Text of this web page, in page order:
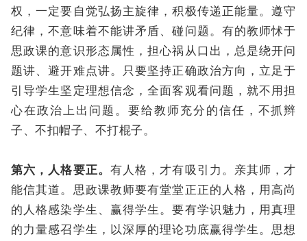
权，一定要自觉弘扬主旋律，积极传递正能量。遵守
纪律，不意味着不能讲矛盾、碰问题。有的教师怵于
思政课的意识形态属性，担心祸从口出，总是绕开问
题讲、避开难点讲。只要坚持正确政治方向，立足于
引导学生坚定理想信念，全面客观看问题，就不用担
心在政治上出问题。要给教师充分的信任，不抓辫
子、不扣帽子、不打棍子。
第六，人格要正。 有人格，才有吸引力。亲其师，才
能信其道。思政课教师要有堂堂正正的人格，用高尚
的人格感染学生、赢得学生。要有学识魅力，用真理
的力量感召学生，以深厚的理论功底赢得学生。思想